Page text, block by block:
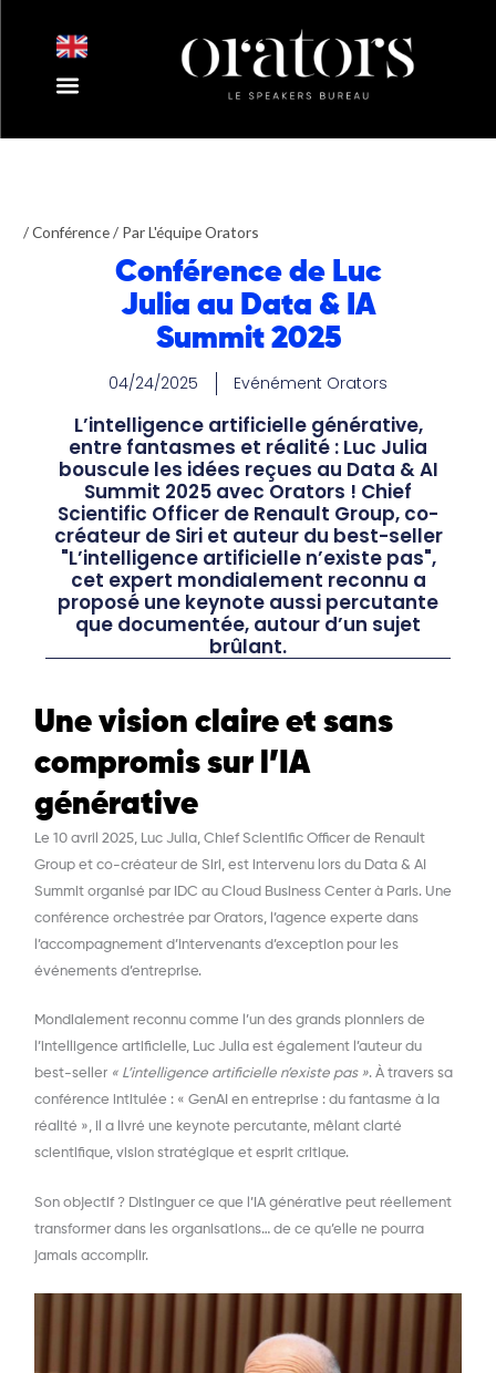
/Conférence/ ParL'équipe Orators
Conférence de Luc
Julia au Data & IA
Summit 2025
04/24/2025 Evénément Orators
L’intelligence artificielle générative,
entre fantasmes et réalité : Luc Julia
bouscule les idées reçues au Data & AI
Summit 2025 avec Orators ! Chief
Scientific Officer de Renault Group, co-
créateur de Siri et auteur du best-seller
"L’intelligence artificielle n’existe pas",
cet expert mondialement reconnu a
proposé une keynote aussi percutante
que documentée, autour d’un sujet
brûlant.
Une vision claire et sans
compromis sur l’IA
générative
Le 10 avril 2025, Luc Julia, Chief Scientific Officer de Renault
Group et co-créateur de Siri, est intervenu lors du Data & AI
Summit organisé par IDC au Cloud Business Center à Paris. Une
conférence orchestrée parOrators, l’agence experte dans
l’accompagnement d’intervenants d’exception pour les
événements d’entreprise.
Mondialement reconnu comme l’un des grands pionniers de
l’intelligence artificielle, Luc Julia est également l’auteur du
best-seller « L’intelligence artificielle n’existe pas ». À travers sa
conférence intitulée : « GenAI en entreprise : du fantasme à la
réalité », il a livré une keynote percutante, mêlant clarté
scientifique, vision stratégique et esprit critique.
Son objectif ? Distinguer ce que l’IA générative peut réellement
transformer dans les organisations… de ce qu’elle ne pourra
jamais accomplir.